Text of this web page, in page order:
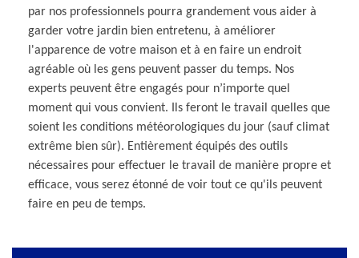
par nos professionnels pourra grandement vous aider à
garder votre jardin bien entretenu, à améliorer
l'apparence de votre maison et à en faire un endroit
agréable où les gens peuvent passer du temps. Nos
experts peuvent être engagés pour n’importe quel
moment qui vous convient. Ils feront le travail quelles que
soient les conditions météorologiques du jour (sauf climat
extrême bien sûr). Entièrement équipés des outils
nécessaires pour effectuer le travail de manière propre et
efficace, vous serez étonné de voir tout ce qu'ils peuvent
faire en peu de temps.